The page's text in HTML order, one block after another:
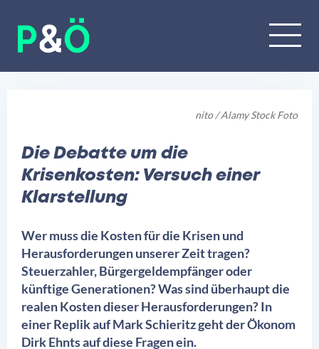
nito / Alamy Stock Foto
Die Debatte um die
Krisenkosten: Versuch einer
Klarstellung
Wer muss die Kosten für die Krisen und
Herausforderungen unserer Zeit tragen?
Steuerzahler, Bürgergeldempfänger oder
künftige Generationen? Was sind überhaupt die
realen Kosten dieser Herausforderungen? In
einer Replik auf Mark Schieritz geht der Ökonom
Dirk Ehnts auf diese Fragen ein.